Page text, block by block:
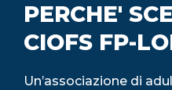
PERCHE'
CIOFS FP-
Un’associazione di